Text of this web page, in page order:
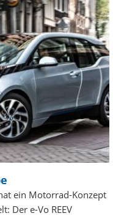
ein Motorrad-Konzept
Der e-Vo REEV